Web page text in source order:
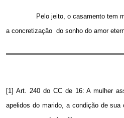
Pelo jeito, o casamento tem
a concretização do sonho do amor
[1] Art. 240 do CC de 16: A mulher
apelidos do marido, a condição de sua